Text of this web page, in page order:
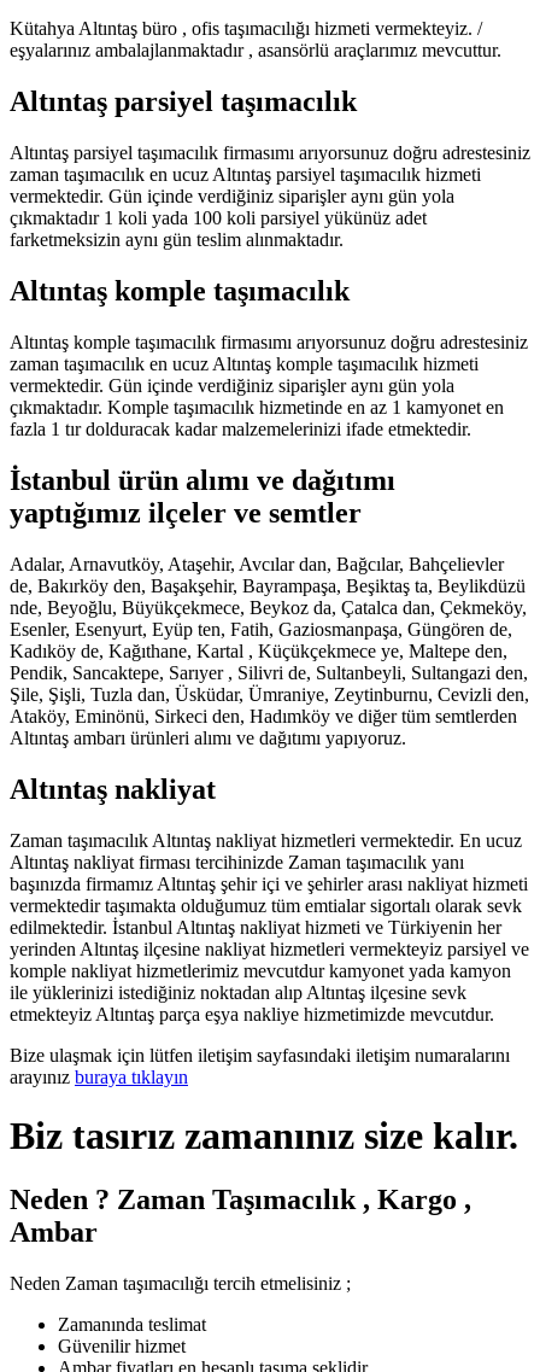
Kütahya Altıntaş büro , ofis taşımacılığı hizmeti vermekteyiz. /
eşyalarınız ambalajlanmaktadır , asansörlü araçlarımız mevcuttur.
Altıntaş parsiyel taşımacılık
Altıntaş parsiyel taşımacılık firmasımı arıyorsunuz doğru adrestesiniz
zaman taşımacılık en ucuz Altıntaş parsiyel taşımacılık hizmeti
vermektedir. Gün içinde verdiğiniz siparişler aynı gün yola
çıkmaktadır 1 koli yada 100 koli parsiyel yükünüz adet
farketmeksizin aynı gün teslim alınmaktadır.
Altıntaş komple taşımacılık
Altıntaş komple taşımacılık firmasımı arıyorsunuz doğru adrestesiniz
zaman taşımacılık en ucuz Altıntaş komple taşımacılık hizmeti
vermektedir. Gün içinde verdiğiniz siparişler aynı gün yola
çıkmaktadır. Komple taşımacılık hizmetinde en az 1 kamyonet en
fazla 1 tır dolduracak kadar malzemelerinizi ifade etmektedir.
İstanbul ürün alımı ve dağıtımı
yaptığımız ilçeler ve semtler
Adalar, Arnavutköy, Ataşehir, Avcılar dan, Bağcılar, Bahçelievler
de, Bakırköy den, Başakşehir, Bayrampaşa, Beşiktaş ta, Beylikdüzü
nde, Beyoğlu, Büyükçekmece, Beykoz da, Çatalca dan, Çekmeköy,
Esenler, Esenyurt, Eyüp ten, Fatih, Gaziosmanpaşa, Güngören de,
Kadıköy de, Kağıthane, Kartal , Küçükçekmece ye, Maltepe den,
Pendik, Sancaktepe, Sarıyer , Silivri de, Sultanbeyli, Sultangazi den,
Şile, Şişli, Tuzla dan, Üsküdar, Ümraniye, Zeytinburnu, Cevizli den,
Ataköy, Eminönü, Sirkeci den, Hadımköy ve diğer tüm semtlerden
Altıntaş ambarı ürünleri alımı ve dağıtımı yapıyoruz.
Altıntaş nakliyat
Zaman taşımacılık Altıntaş nakliyat hizmetleri vermektedir. En ucuz
Altıntaş nakliyat firması tercihinizde Zaman taşımacılık yanı
başınızda firmamız Altıntaş şehir içi ve şehirler arası nakliyat hizmeti
vermektedir taşımakta olduğumuz tüm emtialar sigortalı olarak sevk
edilmektedir. İstanbul Altıntaş nakliyat hizmeti ve Türkiyenin her
yerinden Altıntaş ilçesine nakliyat hizmetleri vermekteyiz parsiyel ve
komple nakliyat hizmetlerimiz mevcutdur kamyonet yada kamyon
ile yüklerinizi istediğiniz noktadan alıp Altıntaş ilçesine sevk
etmekteyiz Altıntaş parça eşya nakliye hizmetimizde mevcutdur.
Bize ulaşmak için lütfen iletişim sayfasındaki iletişim numaralarını
arayınız buraya tıklayın
Biz tasırız zamanınız size kalır.
Neden ? Zaman Taşımacılık , Kargo ,
Ambar
Neden Zaman taşımacılığı tercih etmelisiniz ;
Zamanında teslimat
Güvenilir hizmet